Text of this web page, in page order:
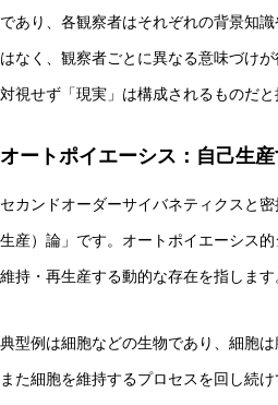
AI研究
であり、各観察者はそれぞれの背景知
はなく、観察者ごとに異なる意味づけ
対視せず「現実」は構成されるものだと
オートポイエーシス：自己生
セカンドオーダーサイバネティクスと
生産）論」です。オートポイエーシス
維持・再生産する動的な存在を指します
典型例は細胞などの生物であり、細胞
また細胞を維持するプロセスを回し続